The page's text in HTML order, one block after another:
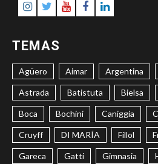
Instagram
TwitterYoutubeFacebookLinkedIn
TEMAS
Agüero Aimar Argentina
Astrada Batistuta Bielsa
Boca Bochini Caniggia
Cruyff DI MARÍA Fillol
Gareca Gatti Gimnasia